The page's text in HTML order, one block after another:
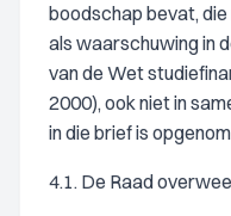
boodschap bevat,
als waarschuwing in
van de Wet
2000), ook niet in
in die brief is
4.1. De Raad